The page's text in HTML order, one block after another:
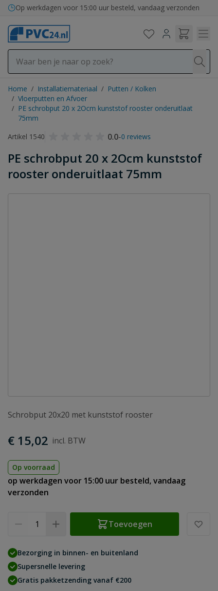
Ga naar de inhoud
Op werkdagen voor 15:00 uur besteld, vandaag verzonden
Home / Installatiemateriaal / Putten / Kolken
/ Vloerputten en Afvoer
/ PE schrobput 20 x 2Ocm kunststof rooster onderuitlaat
75mm
Artikel 1540
0.0-0 reviews
PE schrobput 20 x 2Ocm kunststof
rooster onderuitlaat 75mm
Schrobput 20x20 met kunststof rooster
€ 15,02
Op voorraad
op werkdagen voor 15:00 uur besteld, vandaag
verzonden
Toevoegen
Bezorging in binnen- en buitenland
Supersnelle levering
Gratis pakketzending vanaf €200